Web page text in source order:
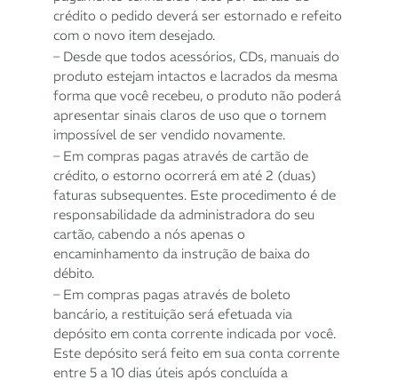
crédito o pedido deverá ser estornado e refeito
com o novo item desejado.
– Desde que todos acessórios, CDs, manuais do
produto estejam intactos e lacrados da mesma
forma que você recebeu, o produto não poderá
apresentar sinais claros de uso que o tornem
impossível de ser vendido novamente.
– Em compras pagas através de cartão de
crédito, o estorno ocorrerá em até 2 (duas)
faturas subsequentes. Este procedimento é de
responsabilidade da administradora do seu
cartão, cabendo a nós apenas o
encaminhamento da instrução de baixa do
débito.
– Em compras pagas através de boleto
bancário, a restituição será efetuada via
depósito em conta corrente indicada por você.
Este depósito será feito em sua conta corrente
entre 5 a 10 dias úteis após concluída a